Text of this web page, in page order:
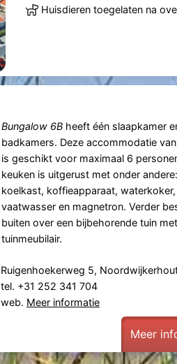
Huisdieren toegelaten na
Bungalow 6Bheeft één slaapkamer
badkamers. Deze accommodatie
is geschikt voor maximaal 6
keuken is uitgerust met onder andere:
koelkast, koffieapparaat, waterkoker,
vaatwasser en magnetron. Verder
buiten over een bijbehorende tuin met
tuinmeubilair.
Ruigenhoekerweg 5,
tel. +31 252 341 704
web. Meer informatie
Meer